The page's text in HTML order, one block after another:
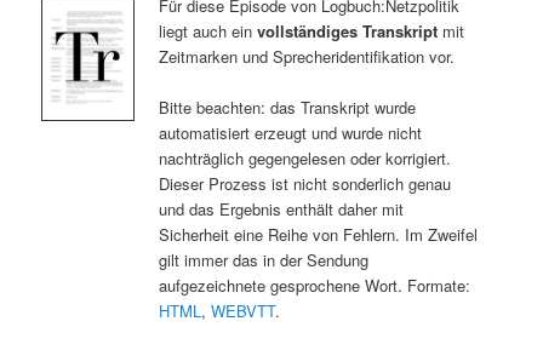
Für diese Episode von Logbuch:Netzpolitik
liegt auch ein vollständiges Transkriptmit
Zeitmarken und Sprecheridentifikation vor.
Bitte beachten: das Transkript wurde
automatisiert erzeugt und wurde nicht
nachträglich gegengelesen oder korrigiert.
Dieser Prozess ist nicht sonderlich genau
und das Ergebnis enthält daher mit
Sicherheit eine Reihe von Fehlern. Im Zweifel
gilt immer das in der Sendung
aufgezeichnete gesprochene Wort. Formate:
HTML, WEBVTT.